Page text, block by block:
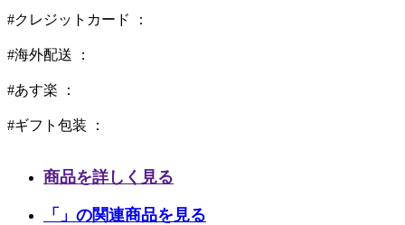
#クレジットカード ：
#海外配送 ：
#あす楽 ：
#ギフト包装 ：
商品を詳しく見る
「」の関連商品を見る